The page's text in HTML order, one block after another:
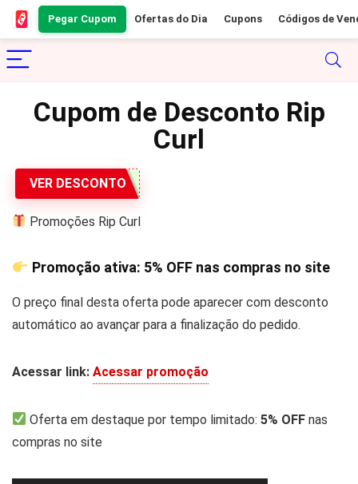
Pegar Cupom Ofertas do Dia Cupons Códigos de
Cupom de Desconto Rip
Curl
VER DESCONTO
Promoções Rip Curl
Promoção ativa: 5% OFFnas compras no site
O preço final desta oferta pode aparecer com desconto
automático ao avançar para a finalização do pedido.
Acessar link: Acessar promoção
Oferta em destaque por tempo limitado:5% OFF nas
compras no site